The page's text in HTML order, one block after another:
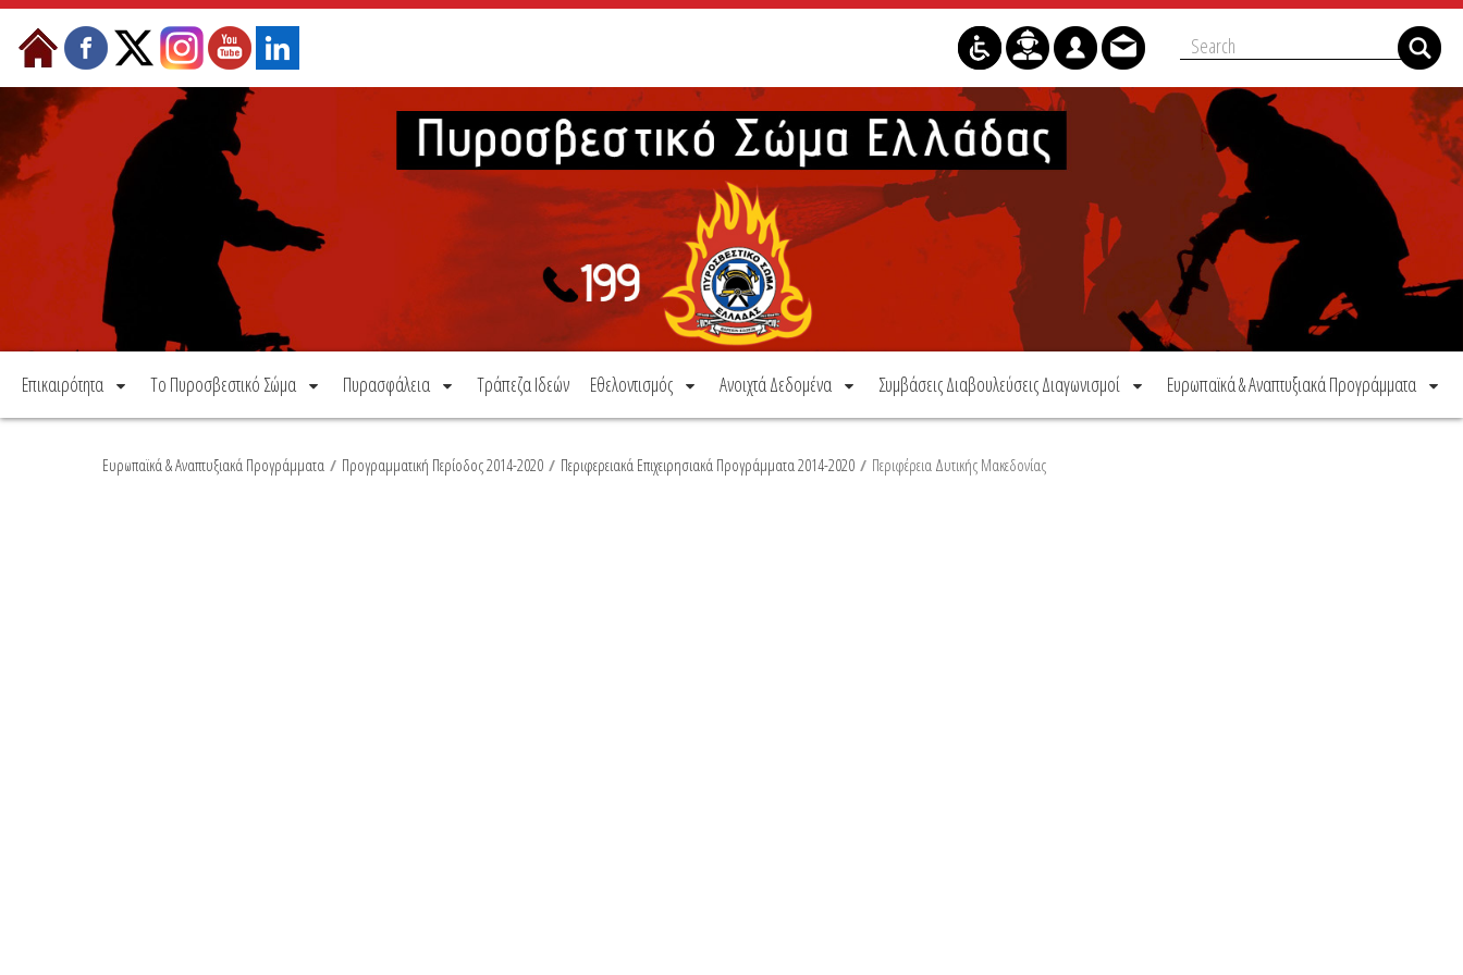
Μετάβαση στο περιεχόμενο
Επικαιρότητα Το Πυροσβεστικό Σώμα Πυρασφάλεια Τράπεζα Ιδεών Εθελοντισμός Ανοιχτά Δεδομένα Συμβάσεις Διαβουλεύσεις Διαγωνισμοί Ευρωπαϊκά & Αναπτυξιακά Προγράμματα
Ευρωπαϊκά & Αναπτυξιακά Προγράμματα / Προγραμματική Περίοδος 2014-2020 / Περιφερειακά Επιχειρησιακά Προγράμματα 2014-2020 / Περιφέρεια Δυτικής Μακεδονίας